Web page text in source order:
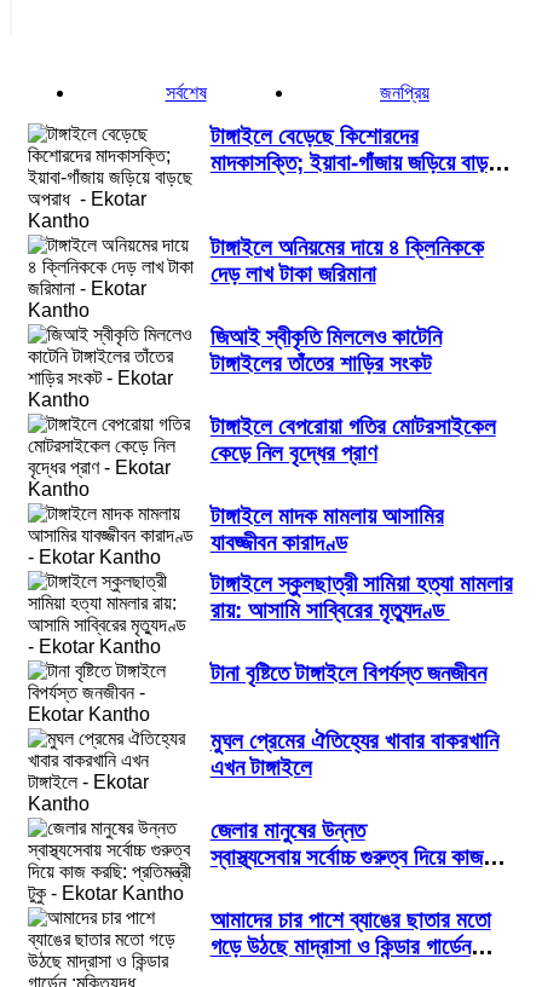
সর্বশেষ জনপ্রিয়
টাঙ্গাইলে বেড়েছে কিশোরদের
মাদকাসক্তি; ইয়াবা-গাঁজায় জড়িয়ে বাড়ছে
টাঙ্গাইলে অনিয়মের দায়ে ৪ ক্লিনিককে
দেড় লাখ টাকা জরিমানা
জিআই স্বীকৃতি মিললেও কাটেনি
টাঙ্গাইলের তাঁতের শাড়ির সংকট
টাঙ্গাইলে বেপরোয়া গতির মোটরসাইকেল
কেড়ে নিল বৃদ্ধের প্রাণ
টাঙ্গাইলে মাদক মামলায় আসামির
যাবজ্জীবন কারাদণ্ড
টাঙ্গাইলে স্কুলছাত্রী সামিয়া হত্যা মামলার
রায়: আসামি সাব্বিরের মৃত্যুদণ্ড
টানা বৃষ্টিতে টাঙ্গাইলে বিপর্যস্ত জনজীবন
মুঘল প্রেমের ঐতিহ্যের খাবার বাকরখানি
এখন টাঙ্গাইলে
জেলার মানুষের উন্নত
স্বাস্থ্যসেবায় সর্বোচ্চ গুরুত্ব দিয়ে কাজ
আমাদের চার পাশে ব্যাঙের ছাতার মতো
গড়ে উঠছে মাদ্রাসা ও কিন্ডার গার্ডেন